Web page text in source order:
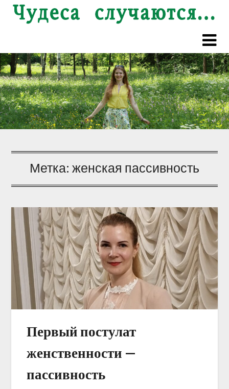
Перейти
Метка: женская пассивность
Первый постулат
женственности —
пассивность